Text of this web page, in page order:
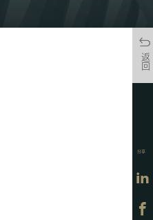
返回
分享